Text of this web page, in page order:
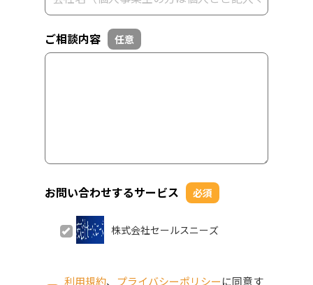
ご相談内容 任意
お問い合わせするサービス 必須
株式会社セールスニーズ
利用規約、 プライバシーポリシーに同意す